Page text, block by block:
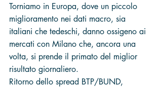
Torniamo in Europa, dove un piccolo
miglioramento nei dati macro, sia
italiani che tedeschi, danno ossigeno ai
mercati con Milano che, ancora una
volta, si prende il primato del miglior
risultato giornaliero.
Ritorno dello spread BTP/BUND,